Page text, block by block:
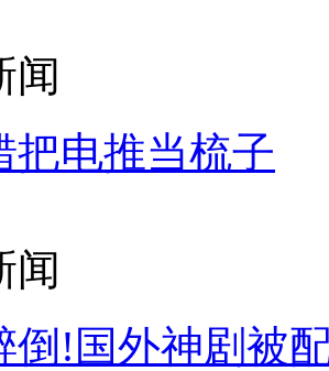
闻
把电推当梳子
闻
倒!国外神剧被